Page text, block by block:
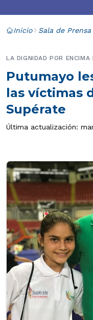
Inicio Sala de Prensa
Putumayo
las víctimas
Supérate
LA DIGNIDAD POR ENCIMA
Última actualización: